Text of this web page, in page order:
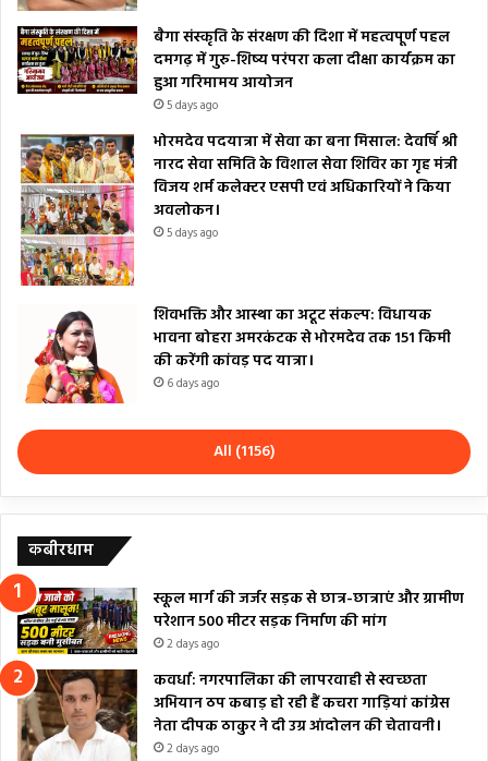
बैगा संस्कृति के संरक्षण की दिशा में महत्वपूर्ण पहल
दमगढ़ में गुरु-शिष्य परंपरा कला दीक्षा कार्यक्रम का
हुआ गरिमामय आयोजन
5 days ago
भोरमदेव पदयात्रा में सेवा का बना मिसाल: देवर्षि श्री
नारद सेवा समिति के विशाल सेवा शिविर का गृह मंत्री
विजय शर्म कलेक्टर एसपी एवं अधिकारियों ने किया
अवलोकन।
5 days ago
शिवभक्ति और आस्था का अटूट संकल्प: विधायक
भावना बोहरा अमरकंटक से भोरमदेव तक 151 किमी
की करेंगी कांवड़ पद यात्रा।
6 days ago
All (1156)
कबीरधाम
स्कूल मार्ग की जर्जर सड़क से छात्र-छात्राएं और ग्रामीण
परेशान 500 मीटर सड़क निर्माण की मांग
2 days ago
कवर्धा: नगरपालिका की लापरवाही से स्वच्छता
अभियान ठप कबाड़ हो रही हैं कचरा गाड़ियां कांग्रेस
नेता दीपक ठाकुर ने दी उग्र आंदोलन की चेतावनी।
2 days ago